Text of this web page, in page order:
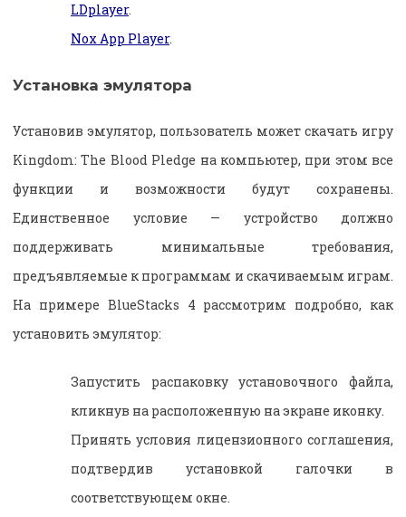
LDplayer.
Nox App Player.
Установка эмулятора
Установив эмулятор, пользователь может скачать игру
Kingdom: The Blood Pledge на компьютер, при этом все
функции и возможности будут сохранены.
Единственное условие — устройство должно
поддерживать минимальные требования,
предъявляемые к программам и скачиваемым играм.
На примере BlueStacks 4 рассмотрим подробно, как
установить эмулятор:
Запустить распаковку установочного файла,
кликнув на расположенную на экране иконку.
Принять условия лицензионного соглашения,
подтвердив установкой галочки в
соответствующем окне.